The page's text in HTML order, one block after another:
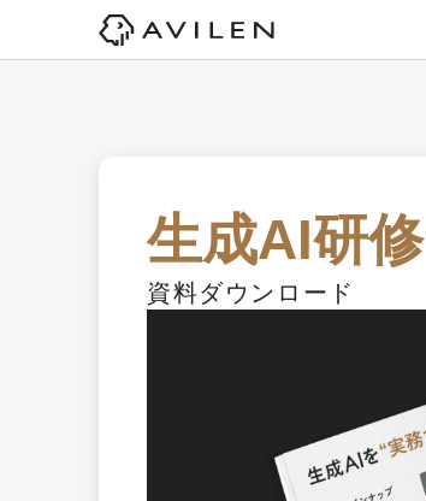
生成AI研
資料ダウンロード